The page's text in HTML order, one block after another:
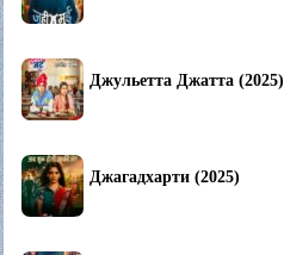
Джульетта Джатта (2025)
Джагадхарти (2025)